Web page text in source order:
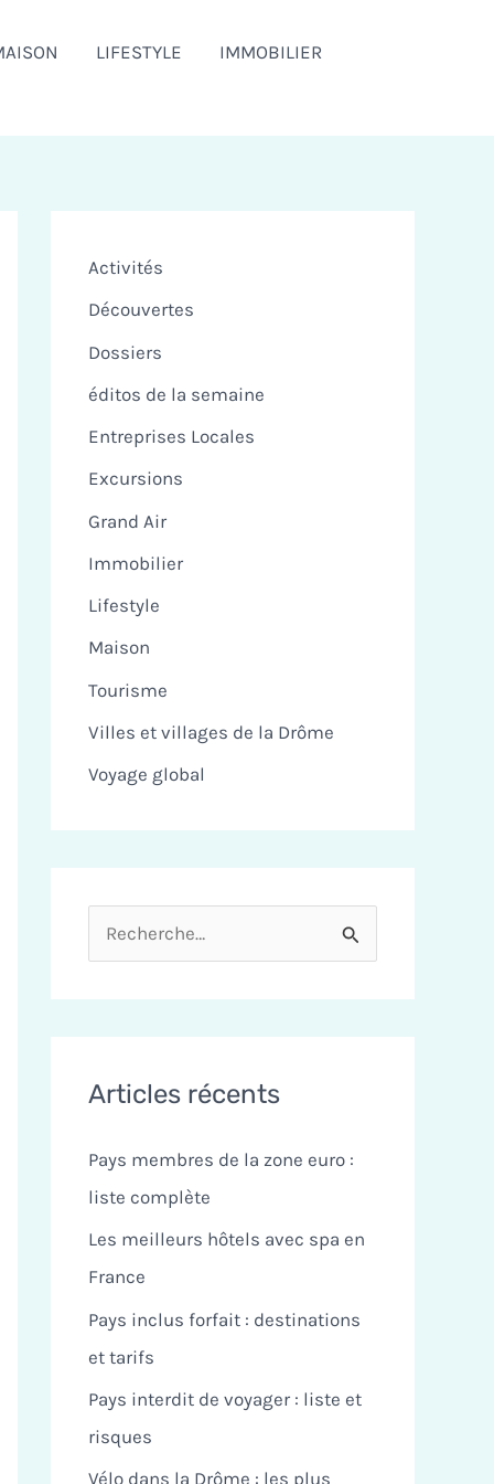
LIFESTYLE IMMOBILIER
Activités
Découvertes
Dossiers
éditos de la semaine
Entreprises Locales
Excursions
Grand Air
Immobilier
Lifestyle
Maison
Tourisme
Villes et villages de la Drôme
Voyage global
e
c
h
e
r
:
Articles récents
Pays membres de la zone euro :
liste complète
Les meilleurs hôtels avec spa en
France
Pays inclus forfait : destinations
et tarifs
Pays interdit de voyager : liste et
risques
Vélo dans la Drôme : les plus